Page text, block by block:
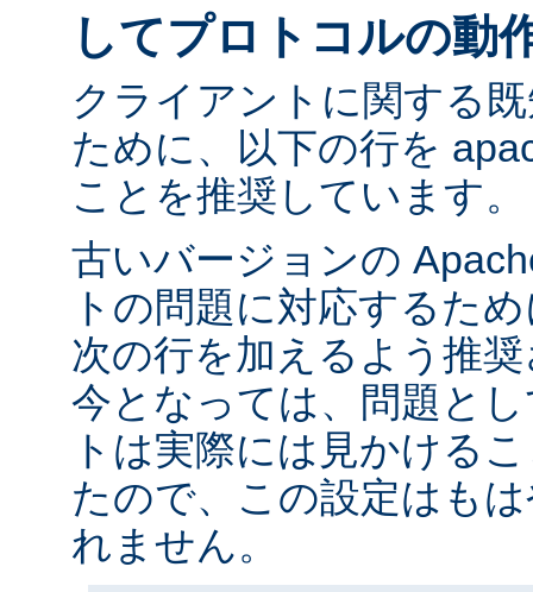
してプロトコルの動
クライアントに関する
ために、以下の行を
ことを推奨しています。
古いバージョンの
トの問題に対応するた
次の行を加えるよう推
今となっては、問題と
トは実際には見かける
たので、この設定はも
れません。